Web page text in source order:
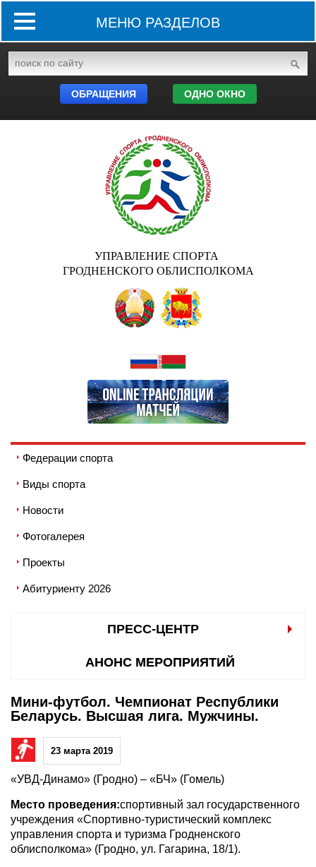
МЕНЮ РАЗДЕЛОВ
ОБРАЩЕНИЯ ОДНО ОКНО
УПРАВЛЕНИЕ СПОРТА
ГРОДНЕНСКОГО ОБЛИСПОЛКОМА
Федерации спорта
Виды спорта
Новости
Фотогалерея
Проекты
Абитуриенту 2026
ПРЕСС-ЦЕНТР
АНОНС МЕРОПРИЯТИЙ
Мини-футбол. Чемпионат Республики
Беларусь. Высшая лига. Мужчины.
23 марта 2019
«УВД-Динамо» (Гродно) – «БЧ» (Гомель)
Место проведения:спортивный зал государственного
учреждения «Спортивно-туристический комплекс
управления спорта и туризма Гродненского
облисполкома» (Гродно, ул. Гагарина, 18/1).